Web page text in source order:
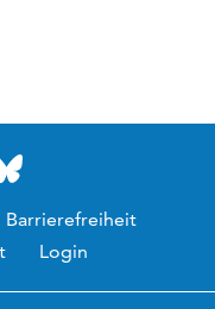
Barrierefreiheit
Login